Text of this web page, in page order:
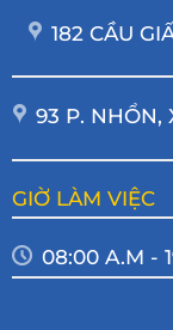
182 CẦU
93 P. NHỔN,
GIỜ LÀM VIỆC
08:00 A.M -